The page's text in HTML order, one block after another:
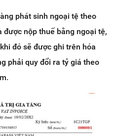
phát sinh ngoại tệ theo
được nộp thuế bằng ngoại tệ,
đó sẽ được ghi trên hóa
phải quy đổi ra tỷ giá theo